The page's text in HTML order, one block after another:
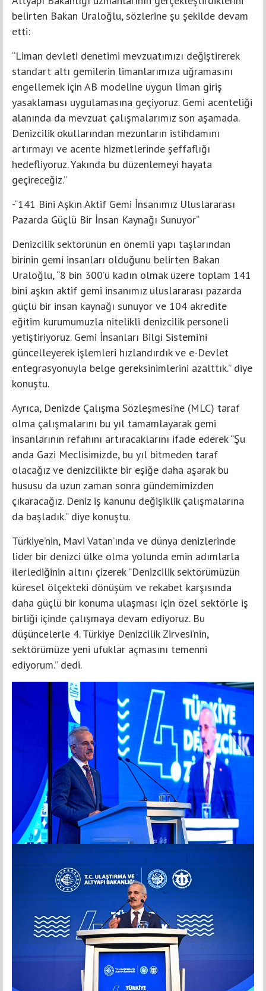
belirten Bakan Uraloğlu, sözlerine şu şekilde devam
etti:
“Liman devleti denetimi mevzuatımızı değiştirerek
standart altı gemilerin limanlarımıza uğramasını
engellemek için AB modeline uygun liman giriş
yasaklaması uygulamasına geçiyoruz. Gemi acenteliği
alanında da mevzuat çalışmalarımız son aşamada.
Denizcilik okullarından mezunların istihdamını
artırmayı ve acente hizmetlerinde şeffaflığı
hedefliyoruz. Yakında bu düzenlemeyi hayata
geçireceğiz.”
-“141 Bini Aşkın Aktif Gemi İnsanımız Uluslararası
Pazarda Güçlü Bir İnsan Kaynağı Sunuyor”
Denizcilik sektörünün en önemli yapı taşlarından
birinin gemi insanları olduğunu belirten Bakan
Uraloğlu, “8 bin 300’ü kadın olmak üzere toplam 141
bini aşkın aktif gemi insanımız uluslararası pazarda
güçlü bir insan kaynağı sunuyor ve 104 akredite
eğitim kurumumuzla nitelikli denizcilik personeli
yetiştiriyoruz. Gemi İnsanları Bilgi Sistemi’ni
güncelleyerek işlemleri hızlandırdık ve e-Devlet
entegrasyonuyla belge gereksinimlerini azalttık.” diye
konuştu.
Ayrıca, Denizde Çalışma Sözleşmesi’ne (MLC) taraf
olma çalışmalarını bu yıl tamamlayarak gemi
insanlarının refahını artıracaklarını ifade ederek “Şu
anda Gazi Meclisimizde, bu yıl bitmeden taraf
olacağız ve denizcilikte bir eşiğe daha aşarak bu
hususu da uzun zaman sonra gündemimizden
çıkaracağız. Deniz iş kanunu değişiklik çalışmalarına
da başladık.” diye konuştu.
Türkiye’nin, Mavi Vatan’ında ve dünya denizlerinde
lider bir denizci ülke olma yolunda emin adımlarla
ilerlediğinin altını çizerek “Denizcilik sektörümüzün
küresel ölçekteki dönüşüm ve rekabet karşısında
daha güçlü bir konuma ulaşması için özel sektörle iş
birliği içinde çalışmaya devam ediyoruz. Bu
düşüncelerle 4. Türkiye Denizcilik Zirvesi’nin,
sektörümüze yeni ufuklar açmasını temenni
ediyorum.” dedi.